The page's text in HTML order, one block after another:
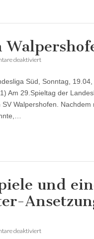
deaktiviertfür
Walpershofen
Süd, Sonntag,
Am 29.Spieltag der
Walpershofen.
und
deaktiviertfür